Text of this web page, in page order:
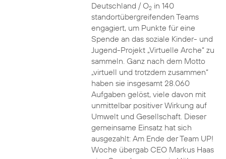
Deutschland / O2in 140
standortübergreifenden Teams
engagiert, um Punkte für eine
Spende an das soziale Kinder- und
Jugend-Projekt „Virtuelle Arche“ zu
sammeln. Ganz nach dem Motto
„virtuell und trotzdem zusammen“
haben sie insgesamt 28.060
Aufgaben gelöst, viele davon mit
unmittelbar positiver Wirkung auf
Umwelt und Gesellschaft. Dieser
gemeinsame Einsatz hat sich
ausgezahlt: Am Ende der Team UP!
Woche übergab CEO Markus Haas